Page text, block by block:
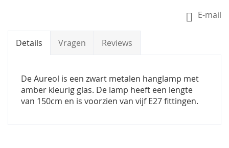
E-mail
Details Vragen Reviews
De Aureol is een zwart metalen hanglamp met
amber kleurig glas. De lamp heeft een lengte
van 150cm en is voorzien van vijf E27 fittingen.